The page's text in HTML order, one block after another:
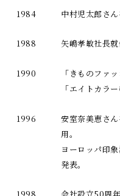
1984 中村児太郎さ
1988 矢嶋孝敏社長就
1990
「きものファ
「エイトカラ
1996
安室奈美恵さ
用。
ヨーロッパ印
発表。